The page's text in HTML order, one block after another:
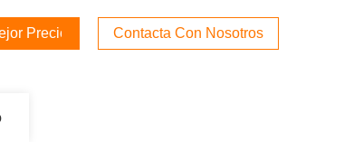
Precio Contacta Con Nosotros